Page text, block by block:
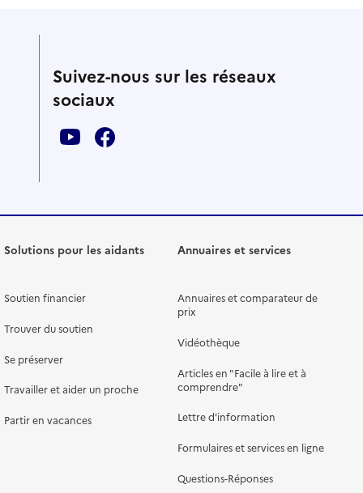
Suivez-nous sur les réseaux
sociaux
Solutions pour les aidants
Soutien financier
Trouver du soutien
Se préserver
Travailler et aider un proche
Partir en vacances
Annuaires et services
Annuaires et comparateur de
prix
Vidéothèque
Articles en "Facile à lire et à
comprendre"
Lettre d'information
Formulaires et services en ligne
Questions-Réponses